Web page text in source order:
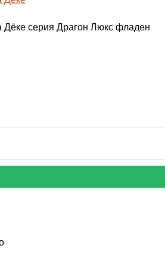
Дёке серия Драгон Люкс фладен